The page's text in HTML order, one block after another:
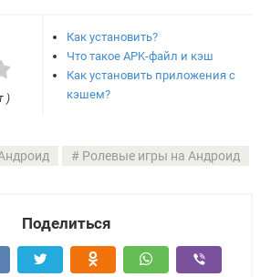
)
Как установить?
Что такое APK-файл и кэш
Как установить приложения с
кэшем?
Ролевые игры на Андроид
Поделиться